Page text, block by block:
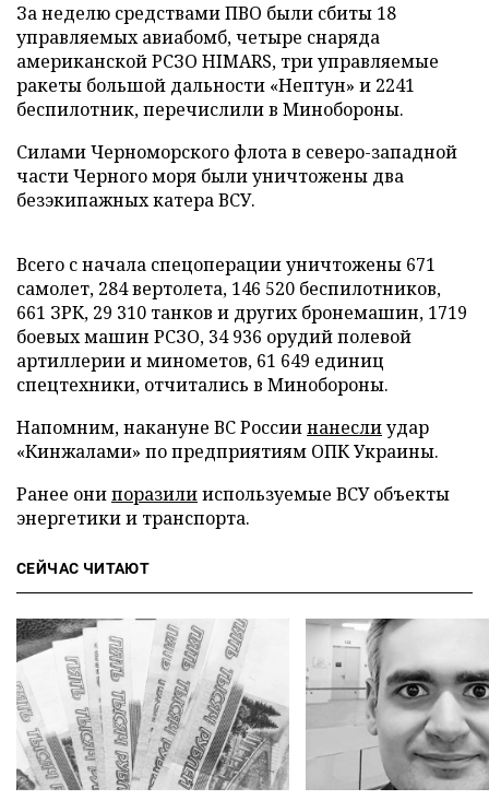
За неделю средствами ПВО были сбиты 18
управляемых авиабомб, четыре снаряда
американской РСЗО HIMARS, три управляемые
ракеты большой дальности «Нептун» и 2241
беспилотник, перечислили в Минобороны.
Силами Черноморского флота в северо-западной
части Черного моря были уничтожены два
безэкипажных катера ВСУ.
Всего с начала спецоперации уничтожены 671
самолет, 284 вертолета, 146 520 беспилотников,
661 ЗРК, 29 310 танков и других бронемашин, 1719
боевых машин РСЗО, 34 936 орудий полевой
артиллерии и минометов, 61 649 единиц
спецтехники, отчитались в Минобороны.
Напомним, накануне ВС Россиинанеслиудар
«Кинжалами» по предприятиям ОПК Украины.
Ранее онипоразилииспользуемые ВСУ объекты
энергетики и транспорта.
СЕЙЧАС ЧИТАЮТ